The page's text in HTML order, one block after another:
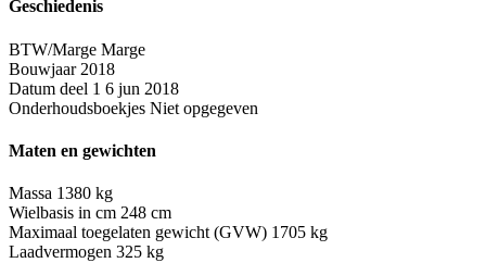
Geschiedenis
BTW/Marge Marge
Bouwjaar 2018
Datum deel 1 6 jun 2018
Onderhoudsboekjes Niet opgegeven
Maten en gewichten
Massa 1380 kg
Wielbasis in cm 248 cm
Maximaal toegelaten gewicht (GVW) 1705 kg
Laadvermogen 325 kg